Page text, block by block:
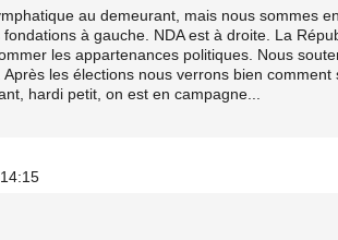
au demeurant, mais nous sommes
à gauche. NDA est à droite. La
les appartenances politiques. Nous
les élections nous verrons bien comment
hardi petit, on est en campagne...